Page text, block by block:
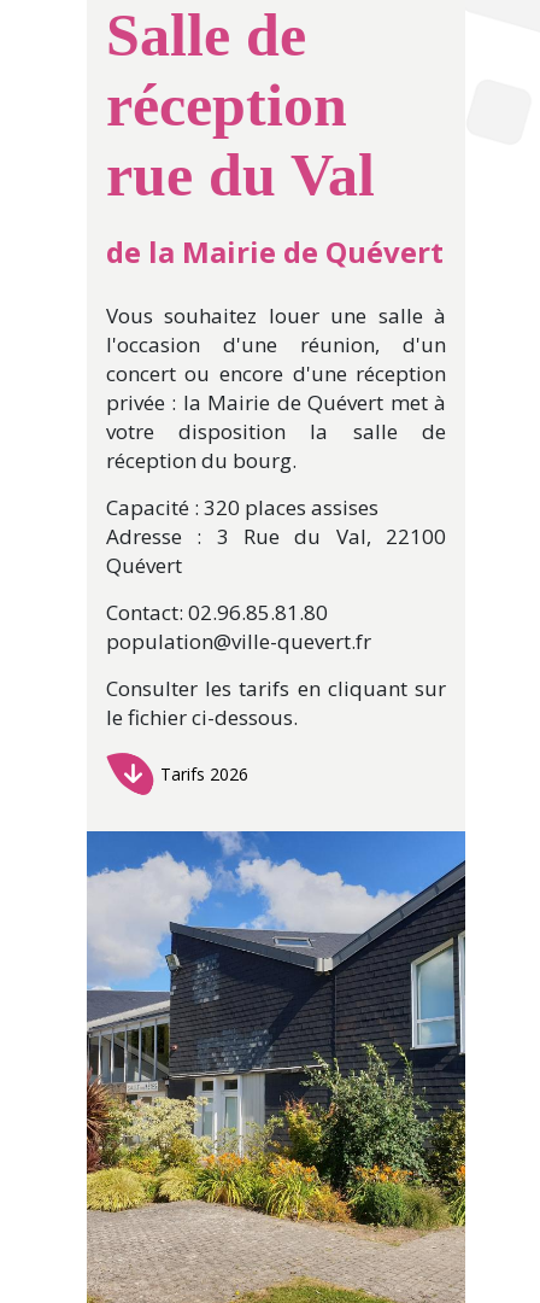
Salle de
réception
rue du Val
de la Mairie de Quévert
Vous souhaitez louer une salle à
l'occasion d'une réunion, d'un
concert ou encore d'une réception
privée : la Mairie de Quévert met à
votre disposition la salle de
réception du bourg.
Capacité : 320 places assises
Adresse : 3 Rue du Val, 22100
Quévert
Contact: 02.96.85.81.80
population@ville-quevert.fr
Consulter les tarifs en cliquant sur
le fichier ci-dessous.
Tarifs 2026